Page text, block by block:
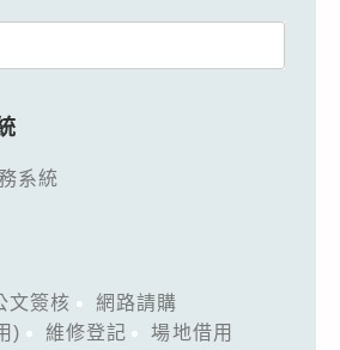
系統
文簽核
網路請購
)
維修登記
場地借用